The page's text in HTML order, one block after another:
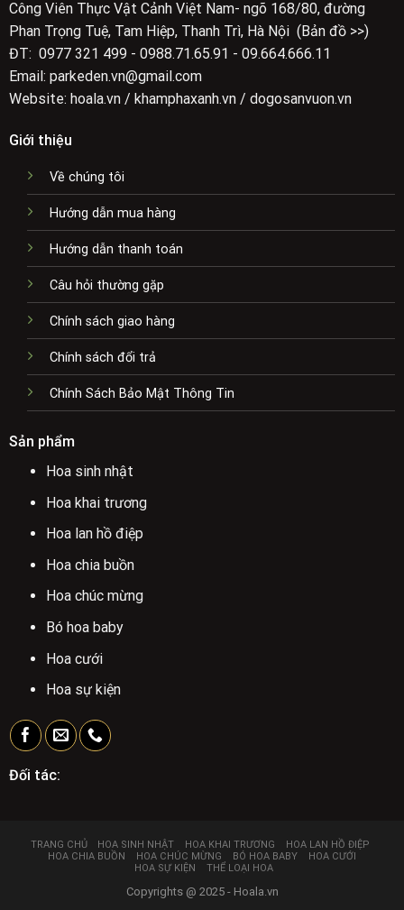
Công Viên Thực Vật Cảnh Việt Nam- ngõ 168/80, đường
Phan Trọng Tuệ, Tam Hiệp, Thanh Trì, Hà Nội (Bản đồ >>)
ĐT: 0977 321 499 - 0988.71.65.91 - 09.664.666.11
Email: parkeden.vn@gmail.com
Website: hoala.vn / khamphaxanh.vn / dogosanvuon.vn
Giới thiệu
Về chúng tôi
Hướng dẫn mua hàng
Hướng dẫn thanh toán
Câu hỏi thường gặp
Chính sách giao hàng
Chính sách đổi trả
Chính Sách Bảo Mật Thông Tin
Sản phẩm
Hoa sinh nhật
Hoa khai trương
Hoa lan hồ điệp
Hoa chia buồn
Hoa chúc mừng
Bó hoa baby
Hoa cưới
Hoa sự kiện
Đối tác:
TRANG CHỦ HOA SINH NHẬT HOA KHAI TRƯƠNG
HOA LAN HỒ ĐIỆP
HOA CHIA BUỒN
HOA CHÚC MỪNG BÓ HOA BABY
HOA CƯỚI
HOA SỰ KIỆN
THỂ LOẠI HOA
Copyrights @ 2025 - Hoala.vn